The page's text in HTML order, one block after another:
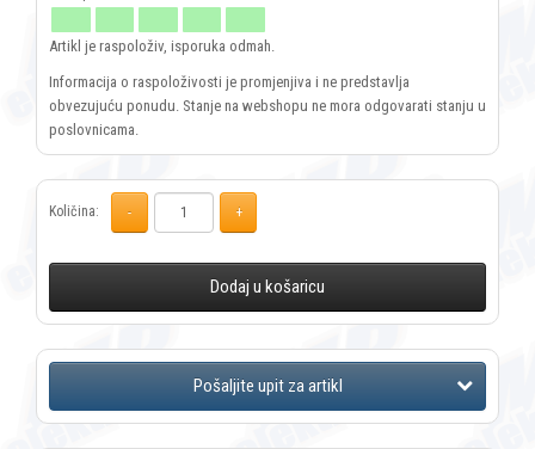
Artikl je raspoloživ, isporuka odmah.
Informacija o raspoloživosti je promjenjiva i ne predstavlja
obvezujuću ponudu. Stanje na webshopu ne mora odgovarati stanju u
poslovnicama.
Količina:
Dodaj u košaricu